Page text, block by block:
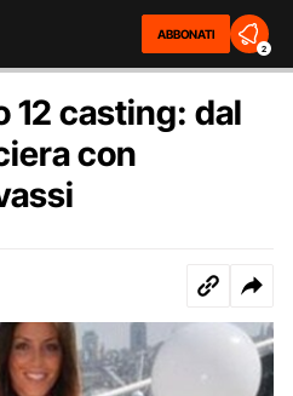
ABBONATI
2
12 casting: dal
con